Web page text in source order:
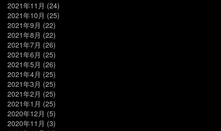
2021年11月 (24)
2021年10月 (25)
2021年9月 (22)
2021年8月 (22)
2021年7月 (26)
2021年6月 (25)
2021年5月 (26)
2021年4月 (25)
2021年3月 (25)
2021年2月 (25)
2021年1月 (25)
2020年12月 (5)
2020年11月 (3)